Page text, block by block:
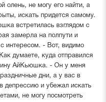
олень, не могу его найти, а
искать придется самому.
встретилась взглядом с
замерла на полпути и
интересом. - Вот, видимо
думаете, куда отправился
АйКьюшка. - Он у меня
дни, а у вас в
депрессию и убежал искать
не могу посмотреть